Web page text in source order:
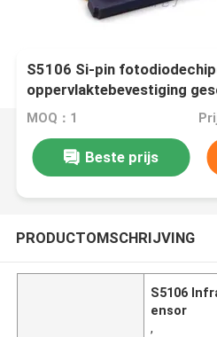
S5106 Si-pin
oppervlaktebevestiging
terugvloeiend solderen
MOQ：1
Beste prijs
PRODUCTOMSCHRIJVING
S5106
ensor
,